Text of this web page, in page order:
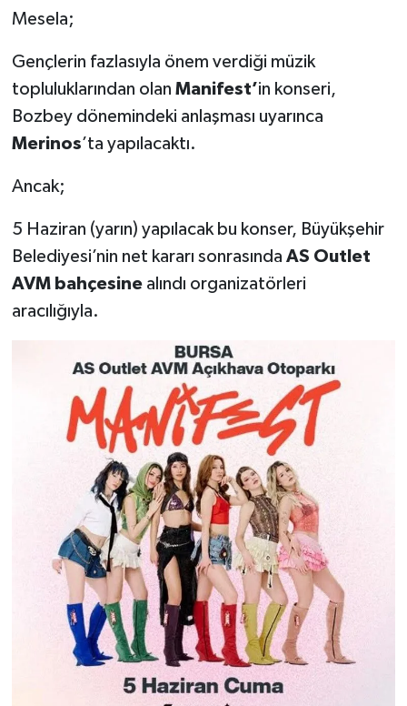
Mesela;
Gençlerin fazlasıyla önem verdiği müzik
topluluklarından olan Manifest’in konseri,
Bozbey dönemindeki anlaşması uyarınca
Merinos’ta yapılacaktı.
Ancak;
5 Haziran (yarın) yapılacak bu konser, Büyükşehir
Belediyesi’nin net kararı sonrasında AS Outlet
AVM bahçesinealındı organizatörleri
aracılığıyla.